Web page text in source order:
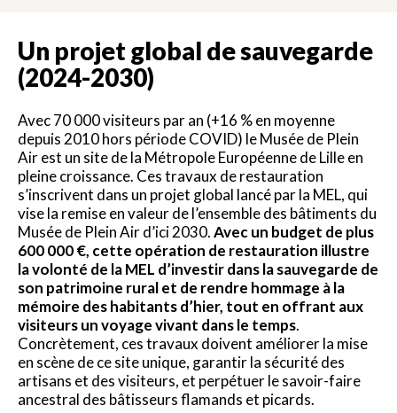
Un projet global de sauvegarde
(2024-2030)
Avec 70 000 visiteurs par an (+16 % en moyenne
depuis 2010 hors période COVID) le Musée de Plein
Air est un site de la Métropole Européenne de Lille en
pleine croissance. Ces travaux de restauration
s’inscrivent dans un projet global lancé par la MEL, qui
vise la remise en valeur de l’ensemble des bâtiments du
Musée de Plein Air d’ici 2030.Avec un budget de plus
600 000 €, cette opération de restauration illustre
la volonté de la MEL d’investir dans la sauvegarde de
son patrimoine rural et de rendre hommage à la
mémoire des habitants d’hier, tout en offrant aux
visiteurs un voyage vivant dans le temps.
Concrètement, ces travaux doivent améliorer la mise
en scène de ce site unique, garantir la sécurité des
artisans et des visiteurs, et perpétuer le savoir-faire
ancestral des bâtisseurs flamands et picards.